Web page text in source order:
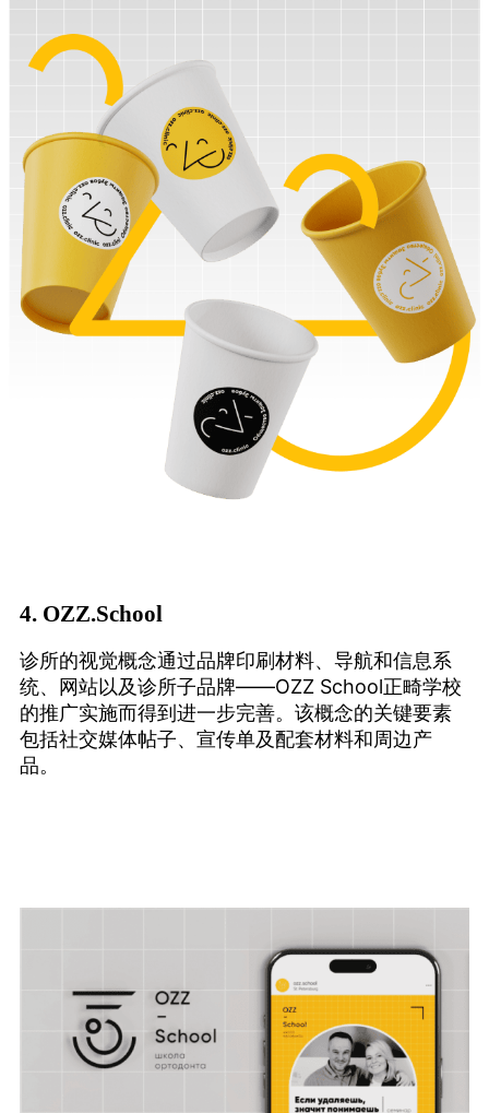
4. OZZ.School
诊所的视觉概念通过品牌印刷材料、导航和信息系
统、网站以及诊所子品牌——OZZ School正畸学校
的推广实施而得到进一步完善。该概念的关键要素
包括社交媒体帖子、宣传单及配套材料和周边产
品。